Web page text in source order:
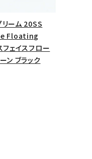
ーム 20SS
Floating
ェイスフロー
ン ブラック